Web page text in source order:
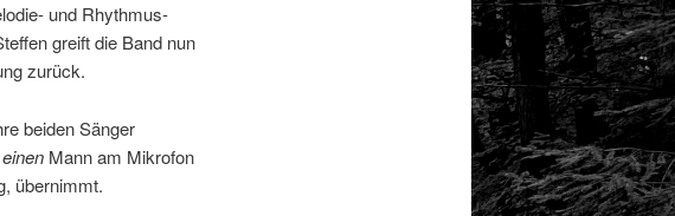
und Rhythmus-
greift die Band nun
zurück.
beiden Sänger
einenMann am Mikrofon
übernimmt.